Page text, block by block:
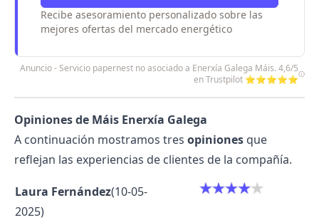
Recibe asesoramiento personalizado sobre las
mejores ofertas del mercado energético
Anuncio - Servicio papernest no asociado a Enerxía Galega Máis. 4,6/5
en Trustpilot ⭐⭐⭐⭐⭐
Opiniones de Máis Enerxía Galega
A continuación mostramos tres opiniones que
reflejan las experiencias de clientes de la compañía.
Laura Fernández(10-05-
2025)